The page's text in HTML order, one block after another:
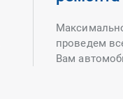
проведем
Вам